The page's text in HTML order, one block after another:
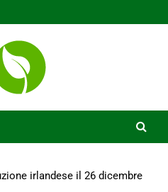
irlandese il 26 dicembre